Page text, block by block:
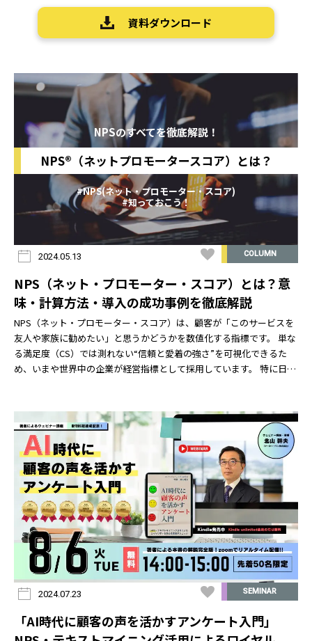
把握しやすい作りとなっています STEP①入力 → STEP②確認 →
資料ダウンロード
NPSのすべてを徹底解説！
NPS®（ネットプロモータースコア）とは？
#NPS(ネット・プロモーター・スコア)
#知っておこう！
2024.05.13 COLUMN
NPS（ネット・プロモーター・スコア）とは？意
味・計算方法・導入の成功事例を徹底解説
NPS（ネット・プロモーター・スコア）は、顧客が「このサービスを
友人や家族に勧めたい」と思うかどうかを数値化する指標です。 単な
る満足度（CS）では測れない“信頼と愛着の強さ”を可視化できるた
め、いまや世界中の企業が経営指標として採用しています。 特に日本
2024.07.23 SEMINAR
「AI時代に顧客の声を活かすアンケート入門」